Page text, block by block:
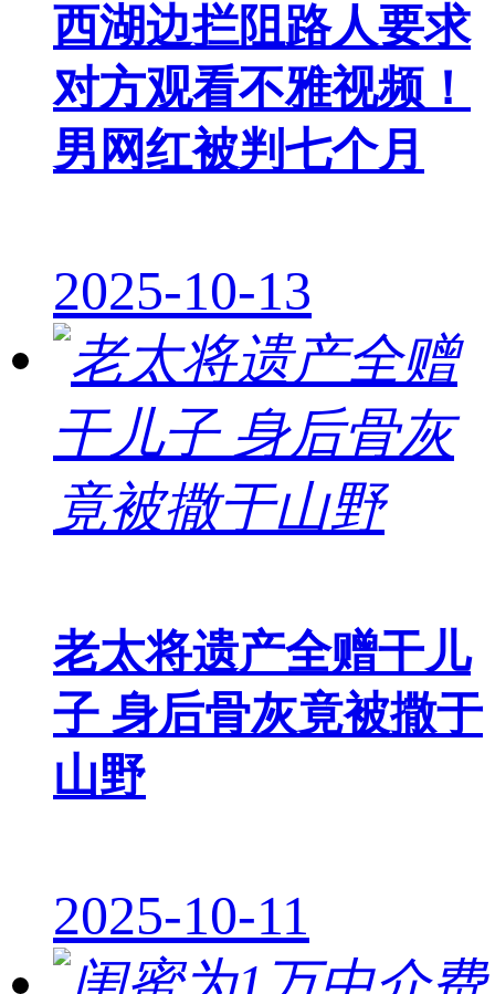
西湖边拦阻路人要求
对方观看不雅视频！
男网红被判七个月
2025-10-13
老太将遗产全赠干儿
子 身后骨灰竟被撒于
山野
2025-10-11